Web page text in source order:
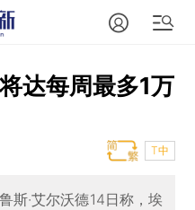
达每周最多1万
T中
斯·艾尔沃德14日称，埃